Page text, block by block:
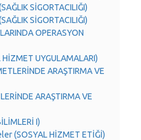
SİGORTACILIĞI)
SİGORTACILIĞI)
OPERASYON
UYGULAMALARI)
ARAŞTIRMA VE
ARAŞTIRMA VE
I)
(SOSYAL HİZMET ETİĞİ)